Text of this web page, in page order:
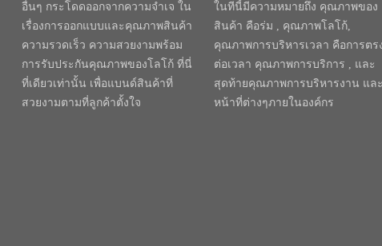
อื่นๆ กระโดดออกจากความจำเจ ใน
เรื่องการออกแบบและคุณภาพสินค้า
ความรวดเร็ว ความสวยงามพร้อม
การรับประกันคุณภาพของโลโก้ ที่นี่
ที่เดียวเท่านั้น เพื่อแบนด์สินค้าที่
สวยงามตามที่ลูกค้าตั้งใจ
ในทีนี้มีความหมายถึง คุณภาพของ
สินค้า คือร่ม , คุณภาพโลโก้,
คุณภาพการบริหารเวลา คือการตร
ต่อเวลา คุณภาพการบริการ , และ
สุดท้ายคุณภาพการบริหารงาน และ
หน้าที่ต่างๆภายในองค์กร